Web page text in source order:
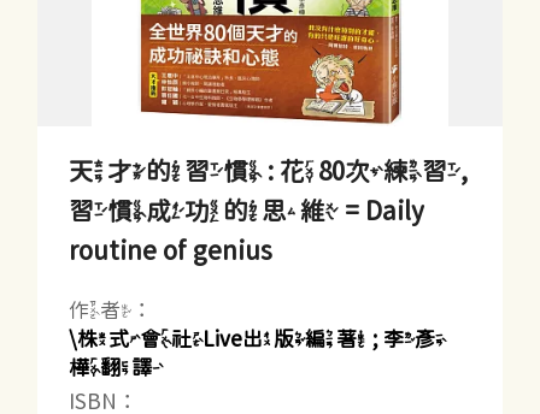
天才的習慣 : 花80次練習,
習慣成功的思維 = Daily
routine of genius
作者：
\株式會社Live出版編著 ; 李彥
樺翻譯
ISBN：